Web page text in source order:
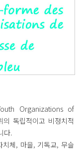
Organizations of
독립적이고 비정치적
다.
체, 마을, 기독교, 무슬